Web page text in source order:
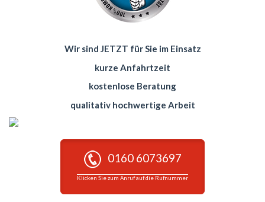
Wir sind JETZT für Sie im Einsatz
kurze Anfahrtzeit
kostenlose Beratung
qualitativ hochwertige Arbeit
0160 6073697
Klicken Sie zum Anruf auf die Rufnummer